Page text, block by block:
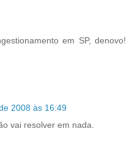
em SP, denovo!
2008 às 16:49
vai resolver em nada.